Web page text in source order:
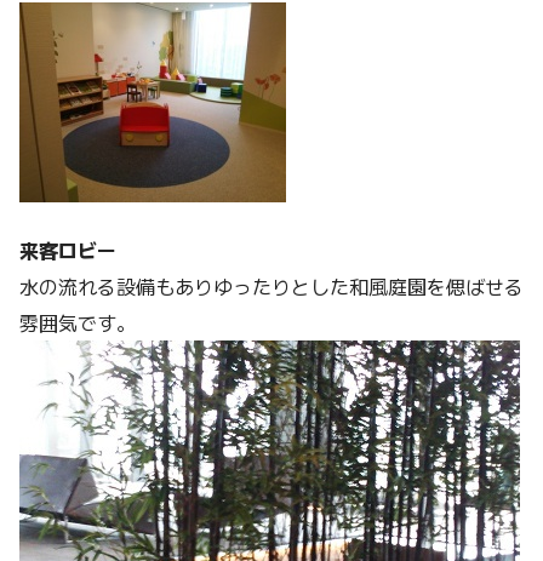
来客ロビー
水の流れる設備もありゆったりとした和風庭園を偲ばせる
雰囲気です。